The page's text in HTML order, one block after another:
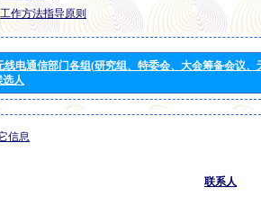
工作方法指导原则
线电通信部门各组(研究组、特委会、大会筹备会议
人
信息
联系人